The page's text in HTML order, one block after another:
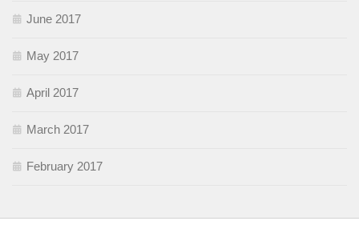
June 2017
May 2017
April 2017
March 2017
February 2017